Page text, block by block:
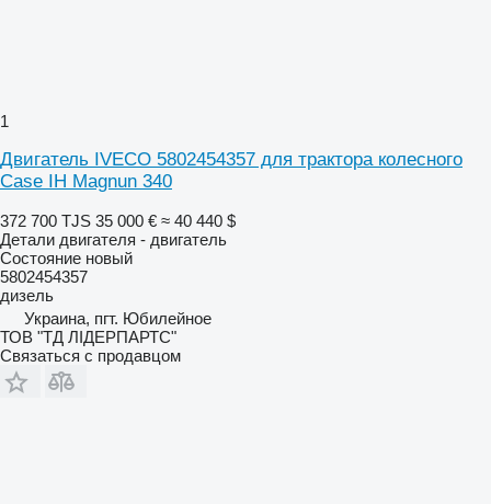
1
Двигатель IVECO 5802454357 для трактора колесного
Case IH Magnun 340
372 700 TJS 35 000 € ≈ 40 440 $
Детали двигателя - двигатель
Состояние новый
5802454357
дизель
Украина, пгт. Юбилейное
ТОВ "ТД ЛІДЕРПАРТС"
Связаться с продавцом